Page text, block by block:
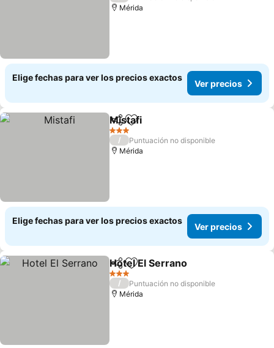
Mérida
Elige fechas para ver los precios exactos
Ver precios
CompartirAgregar a favoritos
Mistafi
3 Estrellas
/
Puntuación no disponible
Mérida
Elige fechas para ver los precios exactos
Ver precios
CompartirAgregar a favoritos
Hotel El Serrano
3 Estrellas
/
Puntuación no disponible
Mérida